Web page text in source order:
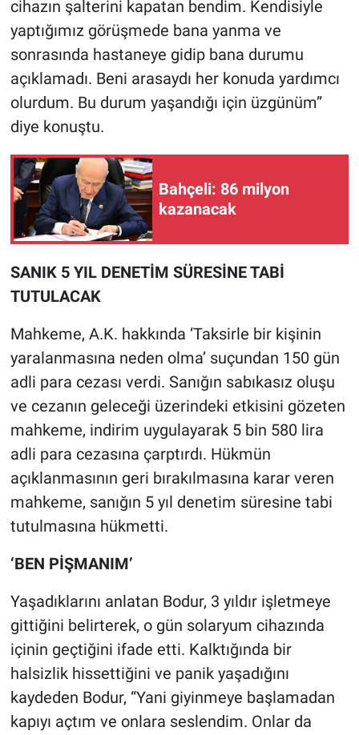
cihazın şalterini kapatan bendim. Kendisiyle
yaptığımız görüşmede bana yanma ve
sonrasında hastaneye gidip bana durumu
açıklamadı. Beni arasaydı her konuda yardımcı
olurdum. Bu durum yaşandığı için üzgünüm”
diye konuştu.
Bahçeli: 86 milyon
kazanacak
SANIK 5 YIL DENETİM SÜRESİNE TABİ
TUTULACAK
Mahkeme, A.K. hakkında ‘Taksirle bir kişinin
yaralanmasına neden olma’ suçundan 150 gün
adli para cezası verdi. Sanığın sabıkasız oluşu
ve cezanın geleceği üzerindeki etkisini gözeten
mahkeme, indirim uygulayarak 5 bin 580 lira
adli para cezasına çarptırdı. Hükmün
açıklanmasının geri bırakılmasına karar veren
mahkeme, sanığın 5 yıl denetim süresine tabi
tutulmasına hükmetti.
‘BEN PİŞMANIM’
Yaşadıklarını anlatan Bodur, 3 yıldır işletmeye
gittiğini belirterek, o gün solaryum cihazında
içinin geçtiğini ifade etti. Kalktığında bir
halsizlik hissettiğini ve panik yaşadığını
kaydeden Bodur, “Yani giyinmeye başlamadan
kapıyı açtım ve onlara seslendim. Onlar da